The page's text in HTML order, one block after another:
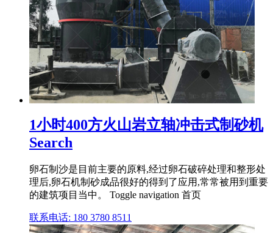
1小时400方火山岩立轴冲击式制砂机
Search
卵石制沙是目前主要的原料,经过卵石破碎处理和整形处
理后,卵石机制砂成品很好的得到了应用,常常被用到重要
的建筑项目当中。 Toggle navigation 首页
联系电话: 180 3780 8511